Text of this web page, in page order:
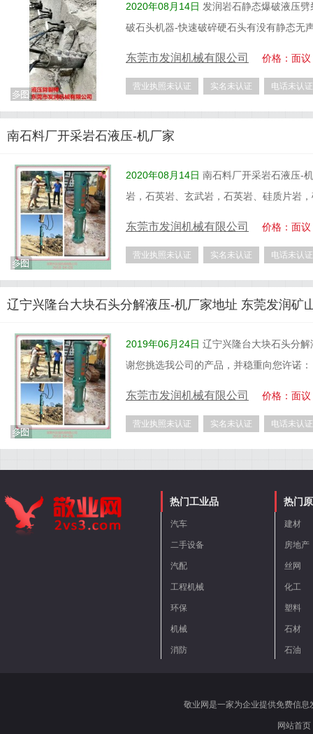
2020年08月14日 发润岩石静态爆破液压
破石头机器-快速破碎硬石头有没有静态无
东莞市发润机械有限公司 价格：面议
营业执照未认证 实名未认证 电话未认证
南石料厂开采岩石液压-机厂家
2020年08月14日 南石料厂开采岩石液压-
岩，石英岩、玄武岩，石英岩、硅质片岩
东莞市发润机械有限公司 价格：面议
营业执照未认证 实名未认证 电话未认证
辽宁兴隆台大块石头分解液压-机厂家地址 东莞发润矿
2019年06月24日 辽宁兴隆台大块石头分
谢您挑选我公司的产品，并稳重向您许诺
东莞市发润机械有限公司 价格：面议
营业执照未认证 实名未认证 电话未认证
热门工业品
汽车
二手设备
汽配
工程机械
环保
机械
消防
热门
建材
房地产
丝网
化工
塑料
石材
石油
敬业网是一家为企业提供免费信
网站首页